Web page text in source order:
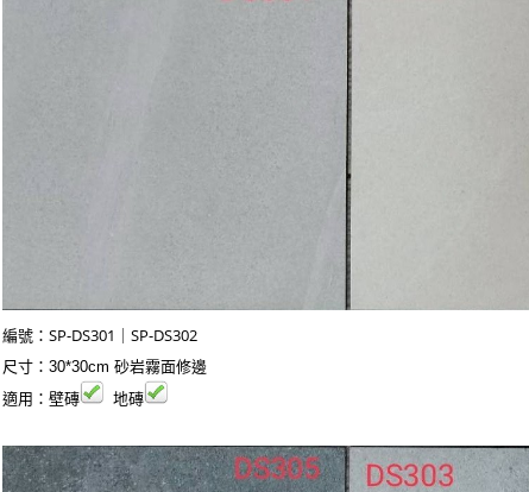
編號：SP-DS301｜SP-DS302
尺寸：30*30cm 砂岩霧面修邊
適用：壁磚
地磚